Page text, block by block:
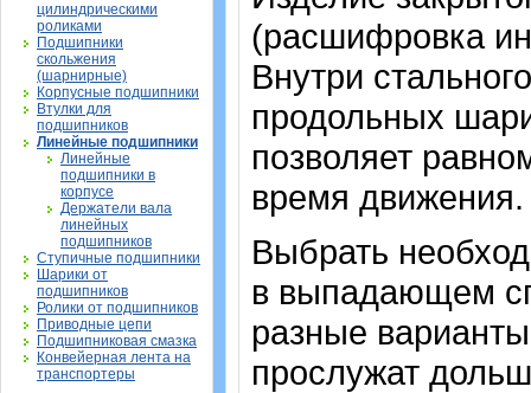
цилиндрическими
роликами
Подшипники
скольжения
(шарнирные)
Корпусные подшипники
Втулки для
подшипников
Линейные подшипники
Линейные
подшипники в
корпусе
Держатели вала
линейных
подшипников
Ступичные подшипники
Шарики от
подшипников
Ролики от подшипников
Приводные цепи
Подшипниковая смазка
Конвейерная лента на
транспортеры
(расшифровка
Внутри
продольных
позволяет
время движения.
Выбрать
в выпадающем
разные
прослужат